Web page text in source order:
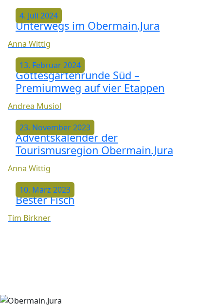
4. Juli 2024
Unterwegs im Obermain.Jura
Anna Wittig
13. Februar 2024
Gottesgartenrunde Süd –
Premiumweg auf vier Etappen
Andrea Musiol
23. November 2023
Adventskalender der
Tourismusregion Obermain.Jura
Anna Wittig
10. März 2023
Bester Fisch
Tim Birkner